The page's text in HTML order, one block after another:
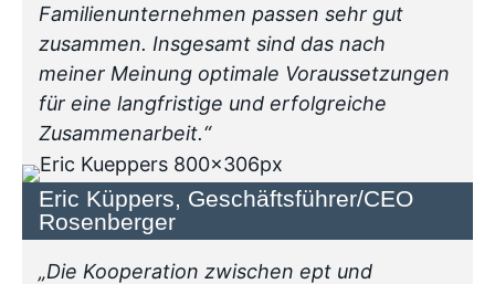
Familienunternehmen passen sehr gut
zusammen. Insgesamt sind das nach
meiner Meinung optimale Voraussetzungen
für eine langfristige und erfolgreiche
Zusammenarbeit.“
Eric Küppers, Geschäftsführer/CEO
Rosenberger
„Die Kooperation zwischen ept und